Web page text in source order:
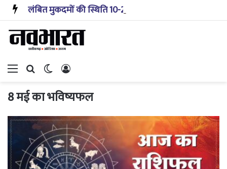
Menu Search forSwitch skin
8 मई का भविष्यफल